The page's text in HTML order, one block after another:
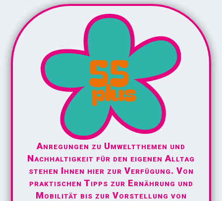
Anregungen zu Umweltthemen und
Nachhaltigkeit für den eigenen Alltag
stehen Ihnen hier zur Verfügung. Von
praktischen Tipps zur Ernährung und
Mobilität bis zur Vorstellung von